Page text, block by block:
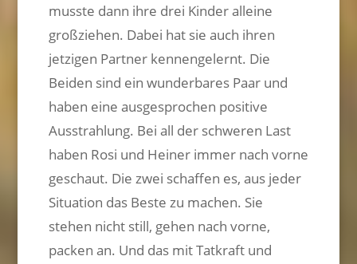
musste dann ihre drei Kinder alleine
großziehen. Dabei hat sie auch ihren
jetzigen Partner kennengelernt. Die
Beiden sind ein wunderbares Paar und
haben eine ausgesprochen positive
Ausstrahlung. Bei all der schweren Last
haben Rosi und Heiner immer nach vorne
geschaut. Die zwei schaffen es, aus jeder
Situation das Beste zu machen. Sie
stehen nicht still, gehen nach vorne,
packen an. Und das mit Tatkraft und